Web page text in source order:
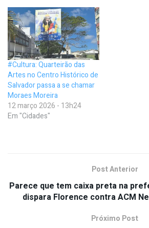
#Cultura: Quarteirão das
Artes no Centro Histórico de
Salvador passa a se chamar
Moraes Moreira
12 março 2026 - 13h24
Em "Cidades"
Post Anterior
Parece que tem caixa preta na
dispara Florence contra ACM
Próximo Post